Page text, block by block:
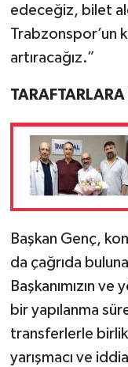
edeceğiz, bilet
Trabzonspor’un
artıracağız.”
TARAFTARLARA
Başkan Genç,
da çağrıda
Başkanımızın
bir yapılanma
transferlerle
yarışmacı ve